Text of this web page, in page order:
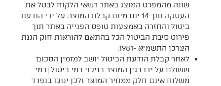
שונה מהמפרט המוצג באתר רשאי הלקוח לבטל את
העסקה תוך 14 יום מיום קבלת המוצר. על ידי הודעת
ביטול והחזרה באמצעות טופס הפנייה באתר תוך
פירוט סיבת הביטול הכל בהתאם להוראות חוק הגנת
הצרכן התשמ"א -1981.
לאחר קבלת הודעת הביטול יושב למזמין הסכום
ששולם על ידו בגין המוצר בניכוי דמי ביטול [דמי
משלוח אינם חלק ממחיר המוצר ולכן ינוכו בנפרד